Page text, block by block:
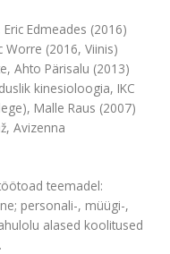
Eric Edmeades (2016)
Worre (2016, Viinis)
Ahto Pärisalu (2013)
kinesioloogia, IKC
Malle Raus (2007)
Avizenna
teemadel:
personali-, müügi-,
alased koolitused